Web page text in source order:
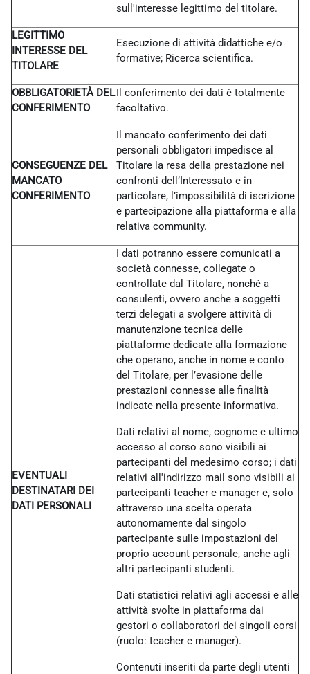
sull'interesse legittimo del titolare.
LEGITTIMO
INTERESSE DEL
TITOLARE
Esecuzione di attività didattiche e/o
formative; Ricerca scientifica.
OBBLIGATORIETÀ DEL
CONFERIMENTO
Il conferimento dei dati è totalmente
facoltativo.
CONSEGUENZE DEL
MANCATO
CONFERIMENTO
Il mancato conferimento dei dati
personali obbligatori impedisce al
Titolare la resa della prestazione nei
confronti dell’Interessato e in
particolare, l’impossibilità di iscrizione
e partecipazione alla piattaforma e alla
relativa community.
EVENTUALI
DESTINATARI DEI
DATI PERSONALI
I dati potranno essere comunicati a
società connesse, collegate o
controllate dal Titolare, nonché a
consulenti, ovvero anche a soggetti
terzi delegati a svolgere attività di
manutenzione tecnica delle
piattaforme dedicate alla formazione
che operano, anche in nome e conto
del Titolare, per l’evasione delle
prestazioni connesse alle finalità
indicate nella presente informativa.
Dati relativi al nome, cognome e ultimo
accesso al corso sono visibili ai
partecipanti del medesimo corso; i dati
relativi all'indirizzo mail sono visibili ai
partecipanti teacher e manager e, solo
attraverso una scelta operata
autonomamente dal singolo
partecipante sulle impostazioni del
proprio account personale, anche agli
altri partecipanti studenti.
Dati statistici relativi agli accessi e alle
attività svolte in piattaforma dai
gestori o collaboratori dei singoli corsi
(ruolo: teacher e manager).
Contenuti inseriti da parte degli utenti